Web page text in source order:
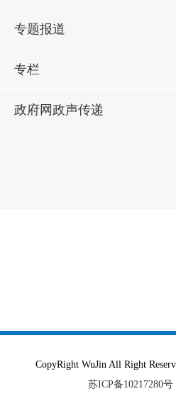
专题报道
专栏
政府网政声传递
CopyRight WuJin All Right
苏ICP备10217280